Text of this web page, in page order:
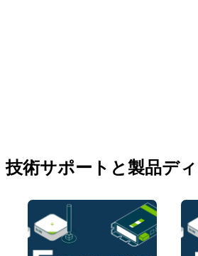
技術サポートと製品デ